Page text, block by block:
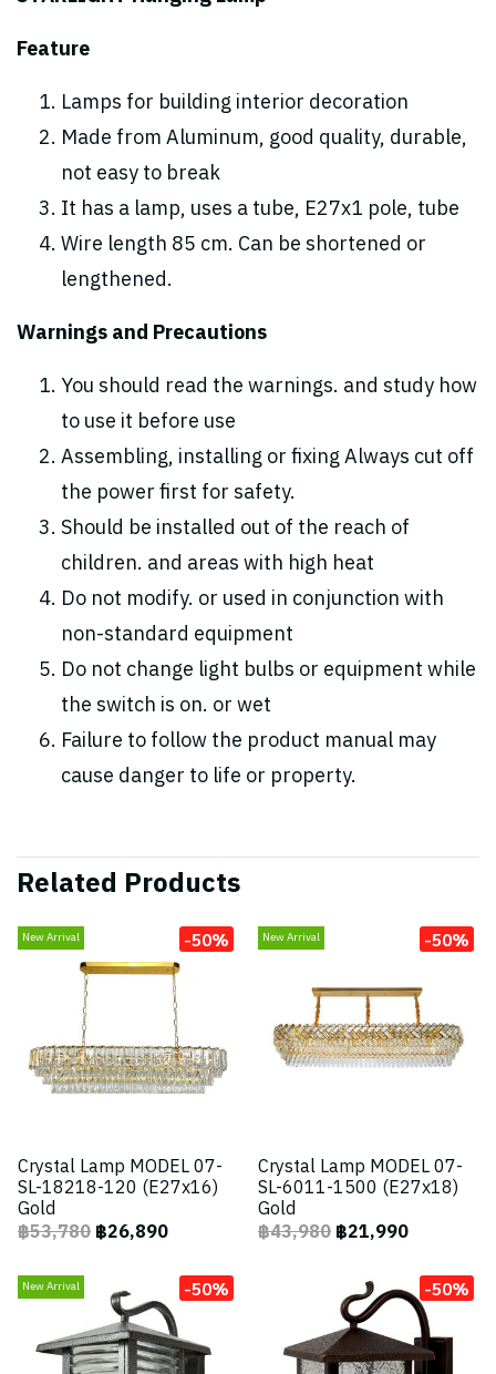
Feature
Lamps for building interior decoration
Made from Aluminum, good quality, durable,
not easy to break
It has a lamp, uses a tube, E27x1 pole, tube
Wire length 85 cm. Can be shortened or
lengthened.
Warnings and Precautions
You should read the warnings. and study how
to use it before use
Assembling, installing or fixing Always cut off
the power first for safety.
Should be installed out of the reach of
children. and areas with high heat
Do not modify. or used in conjunction with
non-standard equipment
Do not change light bulbs or equipment while
the switch is on. or wet
Failure to follow the product manual may
cause danger to life or property.
Related Products
New Arrival -50%
Crystal Lamp MODEL 07-
SL-18218-120 (E27x16)
Gold
฿53,780฿26,890
New Arrival -50%
Crystal Lamp MODEL 07-
SL-6011-1500 (E27x18)
Gold
฿43,980฿21,990
New Arrival -50% -50%